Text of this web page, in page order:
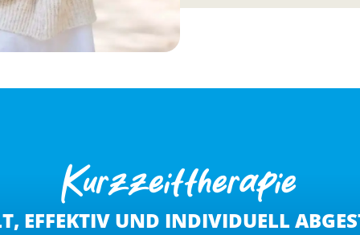
Kurzzeittherapie
EFFEKTIV UND INDIVIDUELL